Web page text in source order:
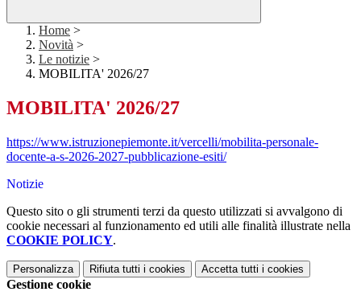
Home >
Novità >
Le notizie >
MOBILITA' 2026/27
MOBILITA' 2026/27
https://www.istruzionepiemonte.it/vercelli/mobilita-personale-
docente-a-s-2026-2027-pubblicazione-esiti/
Notizie
Questo sito o gli strumenti terzi da questo utilizzati si avvalgono di
cookie necessari al funzionamento ed utili alle finalità illustrate nella
COOKIE POLICY.
Personalizza Rifiuta tutti i cookies Accetta tutti i cookies
Gestione cookie